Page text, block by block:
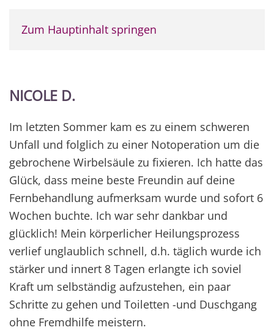
Zum Hauptinhalt springen
NICOLE D.
Im letzten Sommer kam es zu einem schweren
Unfall und folglich zu einer Notoperation um die
gebrochene Wirbelsäule zu fixieren. Ich hatte das
Glück, dass meine beste Freundin auf deine
Fernbehandlung aufmerksam wurde und sofort 6
Wochen buchte. Ich war sehr dankbar und
glücklich! Mein körperlicher Heilungsprozess
verlief unglaublich schnell, d.h. täglich wurde ich
stärker und innert 8 Tagen erlangte ich soviel
Kraft um selbständig aufzustehen, ein paar
Schritte zu gehen und Toiletten -und Duschgang
ohne Fremdhilfe meistern.